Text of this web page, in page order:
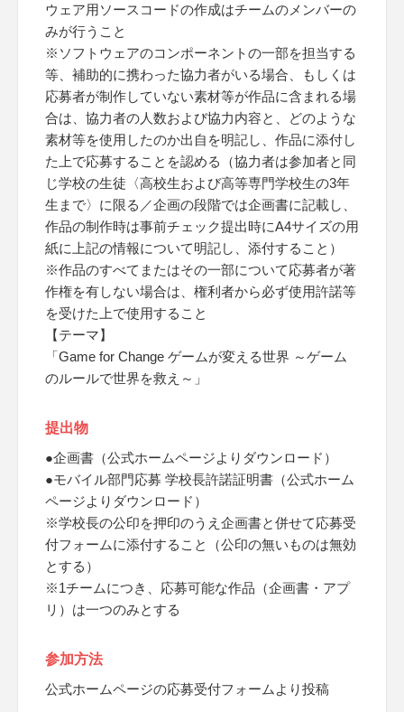
ウェア用ソースコードの作成はチームのメンバーの
みが行うこと
※ソフトウェアのコンポーネントの一部を担当する
等、補助的に携わった協力者がいる場合、もしくは
応募者が制作していない素材等が作品に含まれる場
合は、協力者の人数および協力内容と、どのような
素材等を使用したのか出自を明記し、作品に添付し
た上で応募することを認める（協力者は参加者と同
じ学校の生徒〈高校生および高等専門学校生の3年
生まで〉に限る／企画の段階では企画書に記載し、
作品の制作時は事前チェック提出時にA4サイズの用
紙に上記の情報について明記し、添付すること）
※作品のすべてまたはその一部について応募者が著
作権を有しない場合は、権利者から必ず使用許諾等
を受けた上で使用すること
【テーマ】
「Game for Change ゲームが変える世界 ～ゲーム
のルールで世界を救え～」
提出物
●企画書（公式ホームページよりダウンロード）
●モバイル部門応募 学校長許諾証明書（公式ホーム
ページよりダウンロード）
※学校長の公印を押印のうえ企画書と併せて応募受
付フォームに添付すること（公印の無いものは無効
とする）
※1チームにつき、応募可能な作品（企画書・アプ
リ）は一つのみとする
参加方法
公式ホームページの応募受付フォームより投稿